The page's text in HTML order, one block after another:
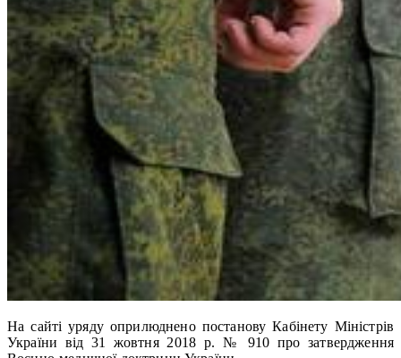
На сайті уряду оприлюднено постанову Кабінету Міністрів
України від 31 жовтня 2018 р. № 910 про затвердження